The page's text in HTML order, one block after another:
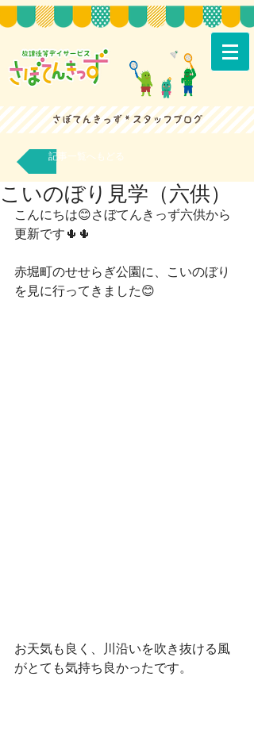
記事一覧へもどる
こいのぼり見学（六供）
こんにちは😊さぼてんきっず六供から
更新です🌵🌵
赤堀町のせせらぎ公園に、こいのぼり
を見に行ってきました😊
お天気も良く、川沿いを吹き抜ける風
がとても気持ち良かったです。